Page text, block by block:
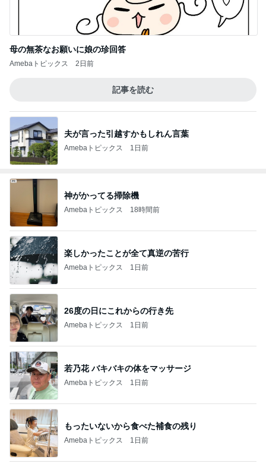
母の無茶なお願いに娘の珍回答
Amebaトピックス 2日前
記事を読む
夫が言った引越すかもしれん言葉
Amebaトピックス 1日前
神がかってる掃除機
Amebaトピックス 18時間前
楽しかったことが全て真逆の苦行
Amebaトピックス 1日前
26度の日にこれからの行き先
Amebaトピックス 1日前
若乃花 バキバキの体をマッサージ
Amebaトピックス 1日前
もったいないから食べた補食の残り
Amebaトピックス 1日前